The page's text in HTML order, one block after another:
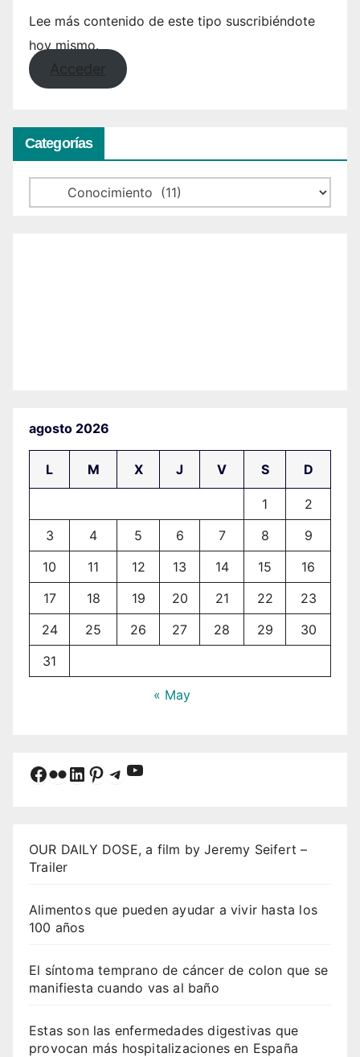
Lee más contenido de este tipo suscribiéndote
hoy mismo.
Acceder
Categorías
Categorías
agosto 2026
L M X J V S D
1
2
3
4 5 6 7 8
9
10
11 12 13 14 15
16
17
18 19 20 21 22
23
24
25 26 27 28 29
30
31
« May
Facebook
Flickr
LinkedIn
Pinterest
Telegram
YouTube
OUR DAILY DOSE, a film by Jeremy Seifert –
Trailer
Alimentos que pueden ayudar a vivir hasta los
100 años
El síntoma temprano de cáncer de colon que se
manifiesta cuando vas al baño
Estas son las enfermedades digestivas que
provocan más hospitalizaciones en España